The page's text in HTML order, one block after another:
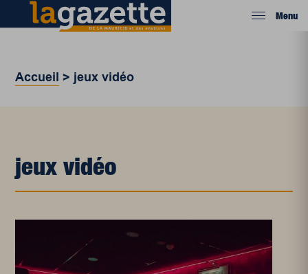
Menu
Accueil > jeux vidéo
jeux vidéo